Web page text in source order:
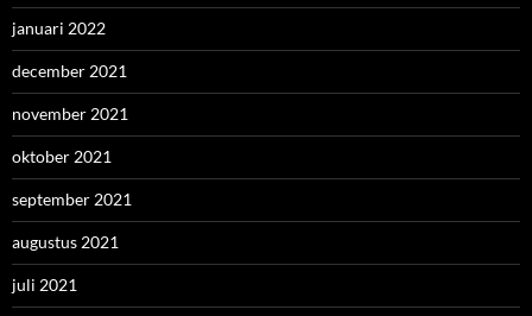
januari 2022
december 2021
november 2021
oktober 2021
september 2021
augustus 2021
juli 2021